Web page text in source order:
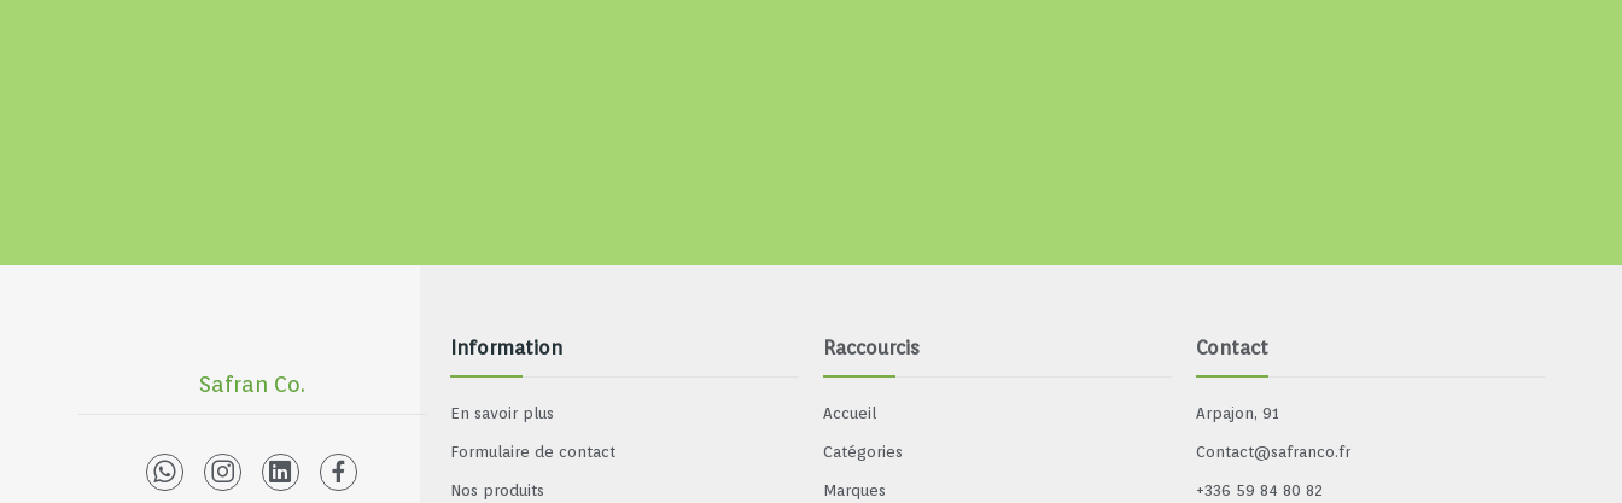
Safran Co.
Information
En savoir plus
Formulaire de contact
Nos produits
Raccourcis
Accueil
Catégories
Marques
Contact
Arpajon, 91
Contact@safranco.fr
+336 59 84 80 82